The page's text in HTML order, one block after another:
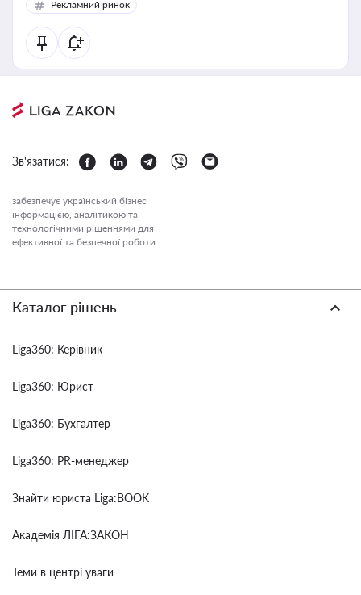
Рекламний ринок
Зв'язатися:
забезпечує український бізнес
інформацією, аналітикою та
технологічними рішеннями для
ефективної та безпечної роботи.
Каталог рішень
Liga360: Керівник
Liga360: Юрист
Liga360: Бухгалтер
Liga360: PR-менеджер
Знайти юриста Liga:BOOK
Академія ЛІГА:ЗАКОН
Теми в центрі уваги